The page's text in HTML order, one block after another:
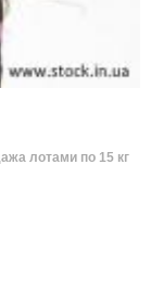
лотами по 15 кг